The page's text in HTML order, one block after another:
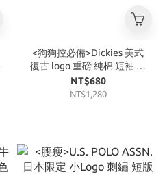
<狗狗控必備>Dickies 美式
復古 logo 重磅 純棉 短袖 狗
狗刺繡款 4色
NT$680
NT$1,280